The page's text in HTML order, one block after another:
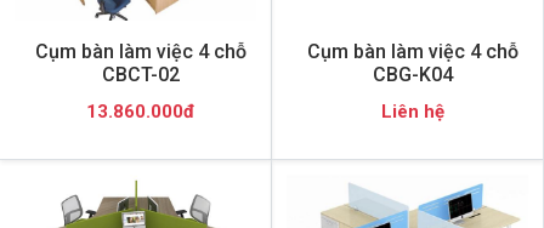
Cụm bàn làm việc 4 chỗ
CBCT-02
13.860.000đ
Cụm bàn làm việc 4 chỗ
CBG-K04
Liên hệ